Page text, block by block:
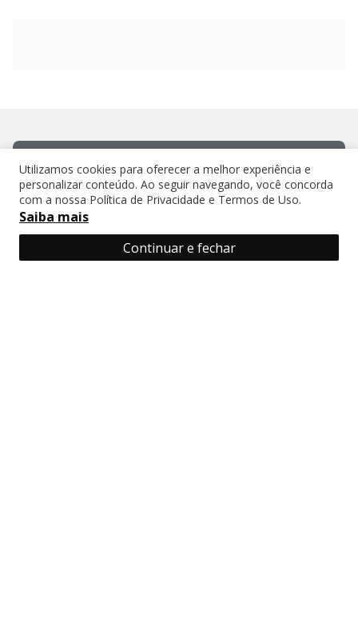
Insira seu e-mail e receba ofertas em
primeira mão!
Utilizamos cookies para oferecer a melhor experiência e
personalizar conteúdo. Ao seguir navegando, você concorda
com a nossa Política de Privacidade e Termos de Uso.
Saiba mais
Continuar e fechar